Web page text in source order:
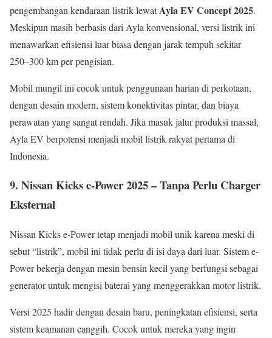
pengembangan kendaraan listrik lewatAyla EV Concept 2025.
Meskipun masih berbasis dari Ayla konvensional, versi listrik ini
menawarkan efisiensi luar biasa dengan jarak tempuh sekitar
250–300 km per pengisian.
Mobil mungil ini cocok untuk penggunaan harian di perkotaan,
dengan desain modern, sistem konektivitas pintar, dan biaya
perawatan yang sangat rendah. Jika masuk jalur produksi massal,
Ayla EV berpotensi menjadi mobil listrik rakyat pertama di
Indonesia.
9. Nissan Kicks e-Power 2025 – Tanpa Perlu Charger
Eksternal
Nissan Kicks e-Power tetap menjadi mobil unik karena meski di
sebut “listrik”, mobil ini tidak perlu di isi daya dari luar. Sistem e-
Power bekerja dengan mesin bensin kecil yang berfungsi sebagai
generator untuk mengisi baterai yang menggerakkan motor listrik.
Versi 2025 hadir dengan desain baru, peningkatan efisiensi, serta
sistem keamanan canggih. Cocok untuk mereka yang ingin